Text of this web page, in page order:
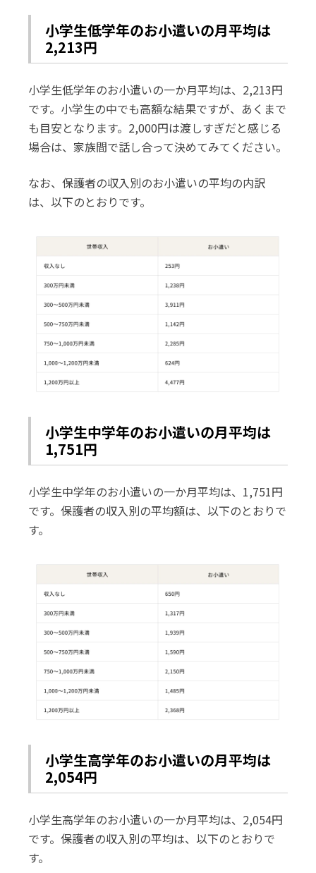
小学生低学年のお小遣いの月平均は
2,213円
小学生低学年のお小遣いの一か月平均は、2,213円
です。小学生の中でも高額な結果ですが、あくまで
も目安となります。2,000円は渡しすぎだと感じる
場合は、家族間で話し合って決めてみてください。
なお、保護者の収入別のお小遣いの平均の内訳
は、以下のとおりです。
小学生中学年のお小遣いの月平均は
1,751円
小学生中学年のお小遣いの一か月平均は、1,751円
です。保護者の収入別の平均額は、以下のとおりで
す。
小学生高学年のお小遣いの月平均は
2,054円
小学生高学年のお小遣いの一か月平均は、2,054円
です。保護者の収入別の平均は、以下のとおりで
す。